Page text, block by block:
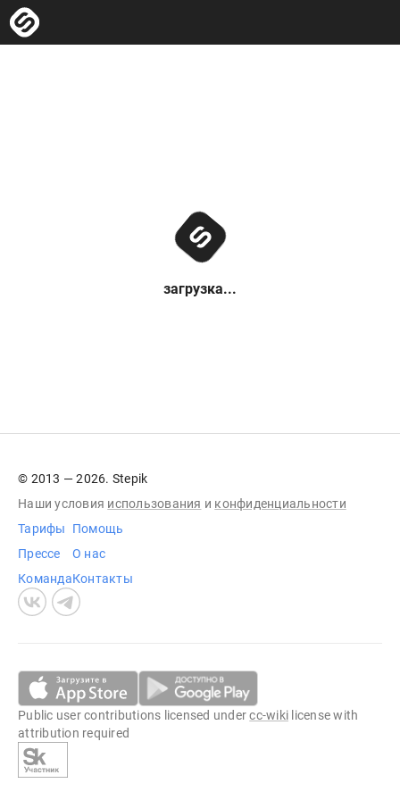
загрузка...
© 2013 — 2026. Stepik
Наши условия использования и конфиденциальности
Тарифы
Прессе
Команда
Помощь
О нас
Контакты
Public user contributions licensed undercc-wiki license with
attribution required